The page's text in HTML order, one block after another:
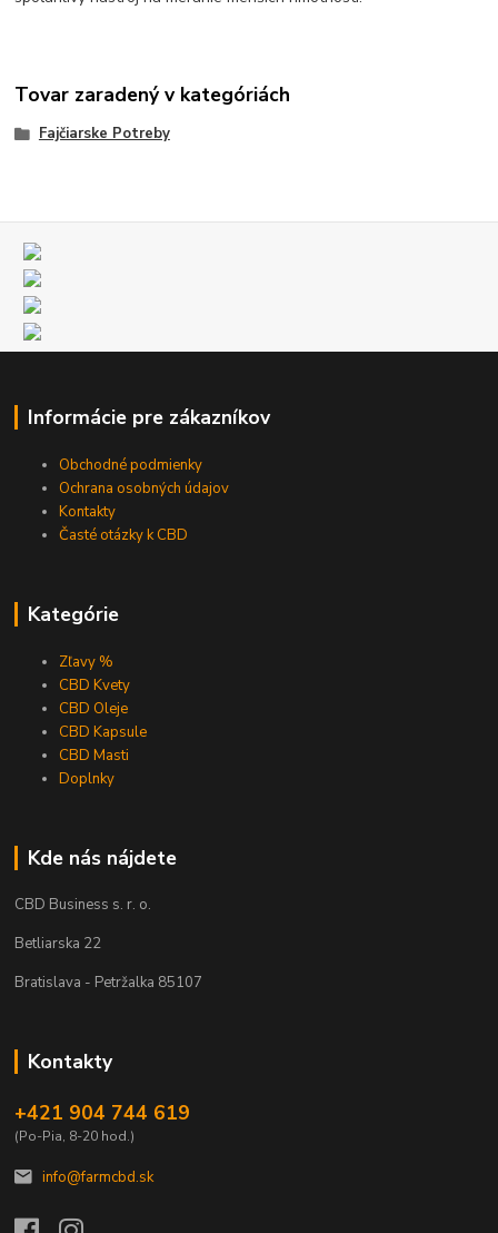
Tovar zaradený v kategóriách
Fajčiarske Potreby
Informácie pre zákazníkov
Obchodné podmienky
Ochrana osobných údajov
Kontakty
Časté otázky k CBD
Kategórie
Zľavy %
CBD Kvety
CBD Oleje
CBD Kapsule
CBD Masti
Doplnky
Kde nás nájdete
CBD Business s. r. o.
Betliarska 22
Bratislava - Petržalka 85107
Kontakty
+421 904 744 619
(Po-Pia, 8-20 hod.)
info@farmcbd.sk